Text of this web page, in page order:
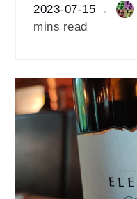
2023-07-15
mins read